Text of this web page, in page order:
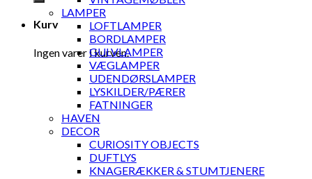
Kurv
Ingen varer i kurven.
LAMPER
LOFTLAMPER
BORDLAMPER
GULVLAMPER
VÆGLAMPER
UDENDØRSLAMPER
LYSKILDER/PÆRER
FATNINGER
HAVEN
DECOR
CURIOSITY OBJECTS
DUFTLYS
KNAGERÆKKER & STUMTJENERE